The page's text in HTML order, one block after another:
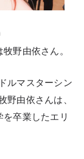
野由依さん。
ルマスターシン
由依さんは、
卒業したエリ